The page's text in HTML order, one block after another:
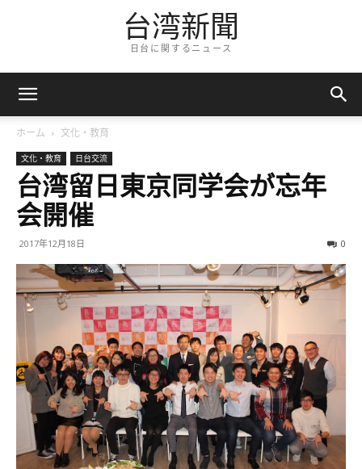
台湾新聞
日台に関するニュース
ホーム 文化・教育
文化・教育 日台交流
台湾留日東京同学会が忘年
会開催
2017年12月18日 0